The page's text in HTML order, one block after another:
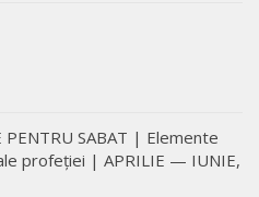
PENTRU SABAT | Elemente
profeției | APRILIE — IUNIE,